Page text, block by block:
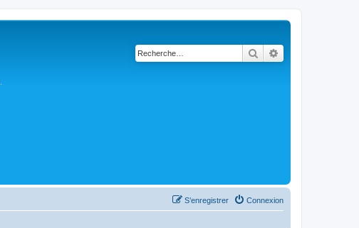
Rechercher
Connexion
S’enregistrer